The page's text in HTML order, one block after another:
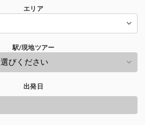
エリア
駅/現地ツアー
出発日